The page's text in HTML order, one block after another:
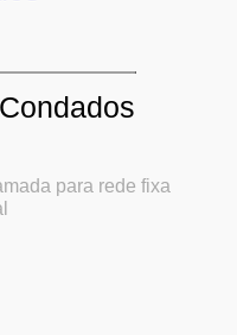
para rede fixa